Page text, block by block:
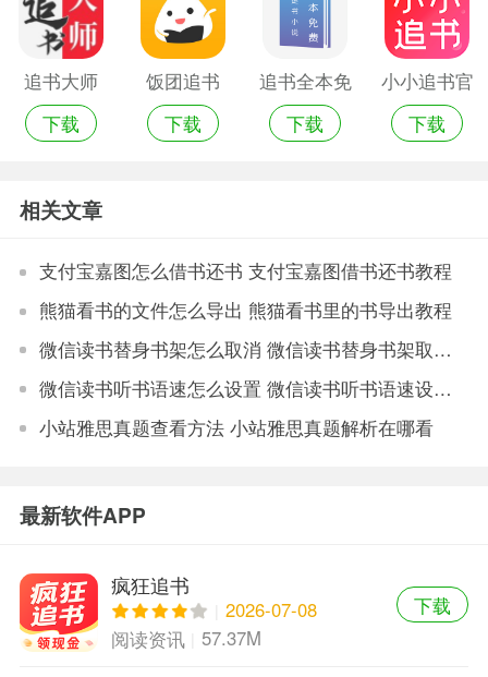
追书大师
下载
饭团追书
下载
追书全本免
费阅读小说
下载
小小追书官
方最新版本
下载
相关文章
支付宝嘉图怎么借书还书 支付宝嘉图借书还书教程
熊猫看书的文件怎么导出 熊猫看书里的书导出教程
微信读书替身书架怎么取消 微信读书替身书架取消教程
微信读书听书语速怎么设置 微信读书听书语速设置方法
小站雅思真题查看方法 小站雅思真题解析在哪看
最新软件APP
疯狂追书
2026-07-08
阅读资讯
57.37M
下载